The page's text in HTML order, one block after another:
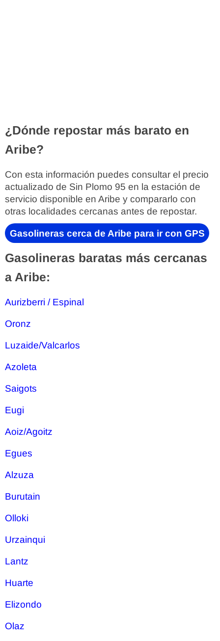
¿Dónde repostar más barato en
Aribe?
Con esta información puedes consultar el precio
actualizado de Sin Plomo 95 en la estación de
servicio disponible en Aribe y compararlo con
otras localidades cercanas antes de repostar.
Gasolineras cerca de Aribe para ir con GPS
Gasolineras baratas más cercanas
a Aribe:
Aurizberri / Espinal
Oronz
Luzaide/Valcarlos
Azoleta
Saigots
Eugi
Aoiz/Agoitz
Egues
Alzuza
Burutain
Olloki
Urzainqui
Lantz
Huarte
Elizondo
Olaz